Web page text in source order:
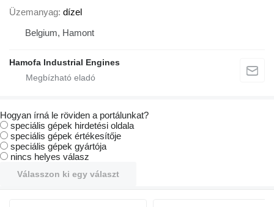
Üzemanyag dízel
Belgium, Hamont
Hamofa Industrial Engines
Hogyan írná le röviden a portálunkat?
speciális gépek hirdetési oldala
speciális gépek értékesítője
speciális gépek gyártója
nincs helyes válasz
Válasszon ki egy választ